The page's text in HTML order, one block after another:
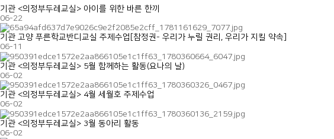
기관 <의정부두레교실> 아이를 위한 바른 한끼
06-22
기관 고양 푸른학교반디교실 주제수업[참정권- 우리가 누릴 권리, 우리가 지킬 약속]
06-11
기관 <의정부두레교실> 5월 함께하는 활동(요나의 날)
06-02
기관 <의정부두레교실> 4월 세월호 주제수업
06-02
기관 <의정부두레교실> 3월 동아리 활동
06-02